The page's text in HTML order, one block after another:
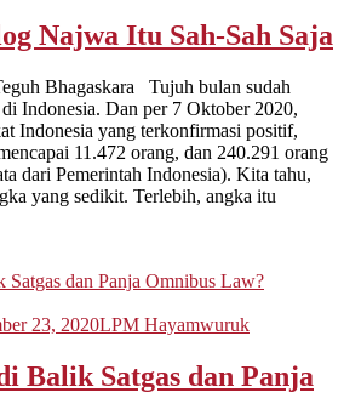
Najwa Itu Sah-Sah Saja
Bhagaskara Tujuh bulan sudah
Indonesia. Dan per 7 Oktober 2020,
Indonesia yang terkonfirmasi positif,
11.472 orang, dan 240.291 orang
dari Pemerintah Indonesia). Kita tahu,
yang sedikit. Terlebih, angka itu
23, 2020LPM Hayamwuruk
Balik Satgas dan Panja